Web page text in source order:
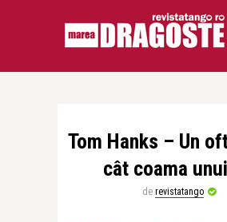
Tom Hanks – Un
cât coama
de revistatango